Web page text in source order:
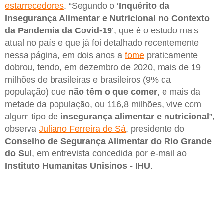
estarrecedores. “Segundo o ‘Inquérito da
Insegurança Alimentar e Nutricional no Contexto
da Pandemia da Covid-19’, que é o estudo mais
atual no país e que já foi detalhado recentemente
nessa página, em dois anos a fome praticamente
dobrou, tendo, em dezembro de 2020, mais de 19
milhões de brasileiras e brasileiros (9% da
população) que não têm o que comer, e mais da
metade da população, ou 116,8 milhões, vive com
algum tipo de insegurança alimentar e nutricional”,
observa Juliano Ferreira de Sá, presidente do
Conselho de Segurança Alimentar do Rio Grande
do Sul, em entrevista concedida por e-mail ao
Instituto Humanitas Unisinos - IHU.